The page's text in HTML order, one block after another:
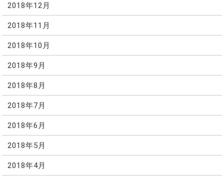
2018年12月
2018年11月
2018年10月
2018年9月
2018年8月
2018年7月
2018年6月
2018年5月
2018年4月